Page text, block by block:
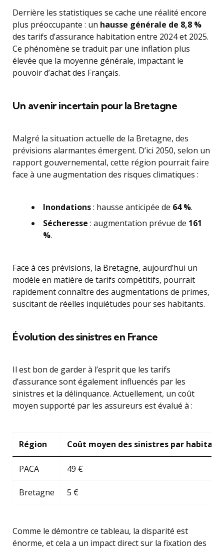
Derrière les statistiques se cache une réalité encore
plus préoccupante : un hausse générale de 8,8 %
des tarifs d’assurance habitation entre 2024 et 2025.
Ce phénomène se traduit par une inflation plus
élevée que la moyenne générale, impactant le
pouvoir d’achat des Français.
Un avenir incertain pour la Bretagne
Malgré la situation actuelle de la Bretagne, des
prévisions alarmantes émergent. D’ici 2050, selon un
rapport gouvernemental, cette région pourrait faire
face à une augmentation des risques climatiques :
Inondations: hausse anticipée de 64 %.
Sécheresse : augmentation prévue de 161
%.
Face à ces prévisions, la Bretagne, aujourd’hui un
modèle en matière de tarifs compétitifs, pourrait
rapidement connaître des augmentations de primes,
suscitant de réelles inquiétudes pour ses habitants.
Évolution des sinistres en France
Il est bon de garder à l’esprit que les tarifs
d’assurance sont également influencés par les
sinistres et la délinquance. Actuellement, un coût
moyen supporté par les assureurs est évalué à :
Région Coût moyen des sinistres par habitant
PACA 49 €
Bretagne 5 €
Comme le démontre ce tableau, la disparité est
énorme, et cela a un impact direct sur la fixation des